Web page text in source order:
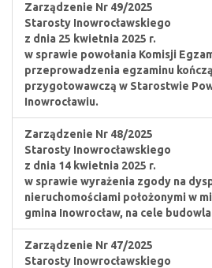
Zarządzenie Nr 49/2025
Starosty Inowrocławskiego
z dnia 25 kwietnia 2025 r.
w sprawie powołania Komisji
przeprowadzenia egzaminu
przygotowawczą w Starostwie
Inowrocławiu.
Zarządzenie Nr 48/2025
Starosty Inowrocławskiego
z dnia 14 kwietnia 2025 r.
w sprawie wyrażenia zgody na
nieruchomościami położonymi w
gmina Inowrocław, na cele
Zarządzenie Nr 47/2025
Starosty Inowrocławskiego